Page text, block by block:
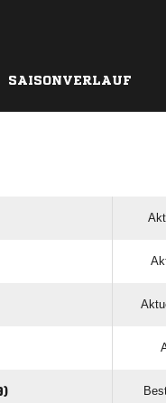
SAISONVERLAUF